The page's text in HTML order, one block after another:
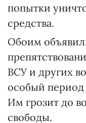
попытки
средства.
Обоим
ВСУ и других
особый период
Им грозит до
свободы.